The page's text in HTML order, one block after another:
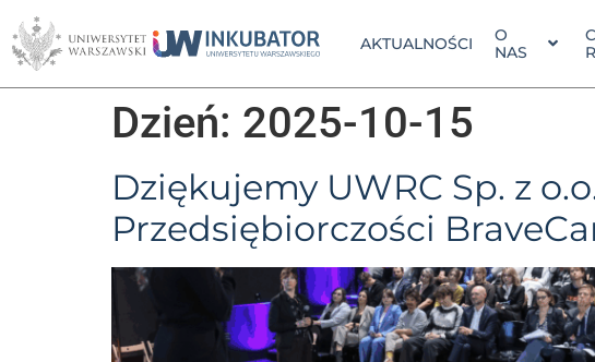
AKTUALNOŚCI
O
NAS
Dzień: 2025-10-15
Dziękujemy UWRC Sp. z
Przedsiębiorczości